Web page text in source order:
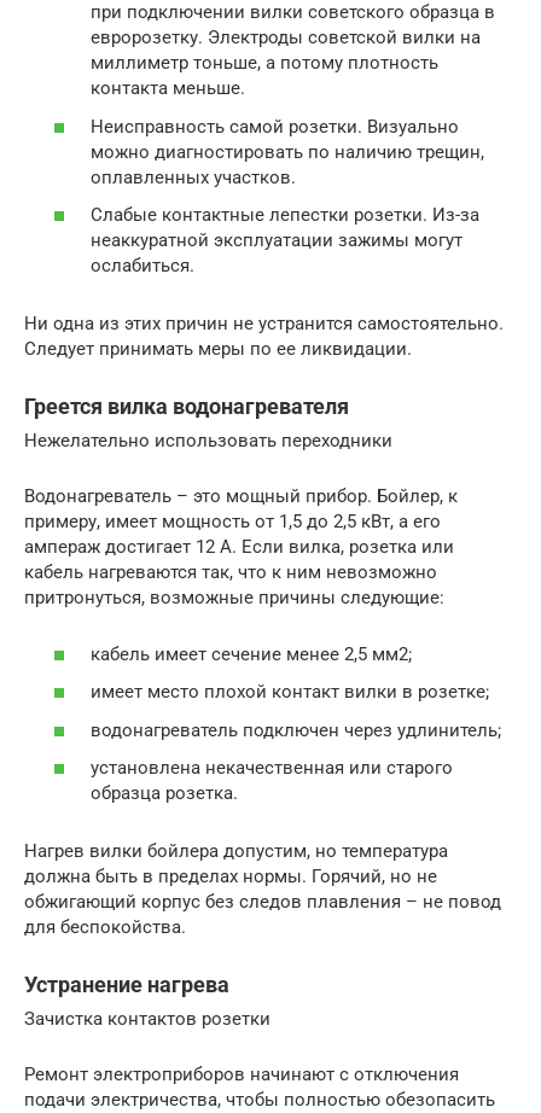
при подключении вилки советского образца в
евророзетку. Электроды советской вилки на
миллиметр тоньше, а потому плотность
контакта меньше.
Неисправность самой розетки. Визуально
можно диагностировать по наличию трещин,
оплавленных участков.
Слабые контактные лепестки розетки. Из-за
неаккуратной эксплуатации зажимы могут
ослабиться.
Ни одна из этих причин не устранится самостоятельно.
Следует принимать меры по ее ликвидации.
Греется вилка водонагревателя
Нежелательно использовать переходники
Водонагреватель – это мощный прибор. Бойлер, к
примеру, имеет мощность от 1,5 до 2,5 кВт, а его
ампераж достигает 12 А. Если вилка, розетка или
кабель нагреваются так, что к ним невозможно
притронуться, возможные причины следующие:
кабель имеет сечение менее 2,5 мм2;
имеет место плохой контакт вилки в розетке;
водонагреватель подключен через удлинитель;
установлена некачественная или старого
образца розетка.
Нагрев вилки бойлера допустим, но температура
должна быть в пределах нормы. Горячий, но не
обжигающий корпус без следов плавления – не повод
для беспокойства.
Устранение нагрева
Зачистка контактов розетки
Ремонт электроприборов начинают с отключения
подачи электричества, чтобы полностью обезопасить